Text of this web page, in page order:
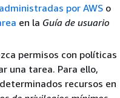
por AWS o
en la Guía de usuario
permisos con políticas
una tarea. Para ello,
recursos en